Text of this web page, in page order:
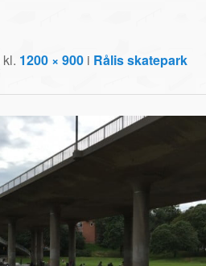
kl. 1200 × 900 i Rålis skatepark